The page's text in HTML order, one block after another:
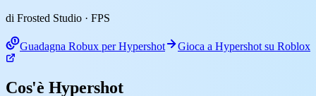
di Frosted Studio · FPS
Guadagna Robux per Hypershot Gioca a Hypershot su Roblox
Cos'è Hypershot